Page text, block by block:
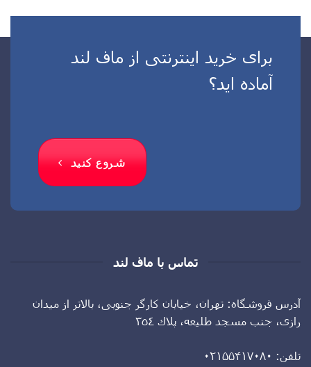
برای خرید اینترنتی از ماف لند
آماده اید؟
شروع کنید
تماس با ماف لند
آدرس فروشگاه: تهران، خيابان كارگر جنوبى، بالاتر از ميدان
رازى، جنب مسجد طليعه، پلاك ٣٥٤
تلفن: ۰۲۱۵۵۴۱۷۰۸۰